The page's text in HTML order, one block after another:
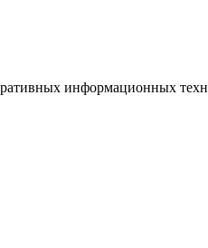
информационных